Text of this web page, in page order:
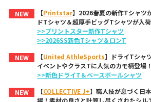
NEW
【Printstar】2026春夏の新作Tシャツ
ドTシャツ＆超厚手ビッグTシャツが入荷
>>プリントスター新作Tシャツ
>>2026SS新色Tシャツ＆ロンT
NEW
【United AthleSports】ドライTシャ
イベントやクラスTに人気のカモ柄登場！
>>新色ドライT＆ベースボールシャツ
NEW
【COLLECTIVE J+】職人技が息づく日
場！素材の良さと計算し尽くされたシル